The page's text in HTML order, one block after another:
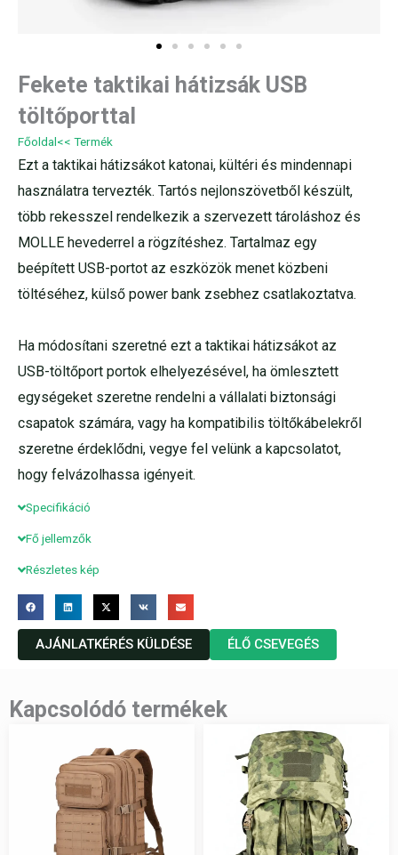
Fekete taktikai hátizsák USB
töltőporttal
Főoldal<< Termék
Ezt a taktikai hátizsákot katonai, kültéri és mindennapi
használatra tervezték. Tartós nejlonszövetből készült,
több rekesszel rendelkezik a szervezett tároláshoz és
MOLLE hevederrel a rögzítéshez. Tartalmaz egy
beépített USB-portot az eszközök menet közbeni
töltéséhez, külső power bank zsebhez csatlakoztatva.
Ha módosítani szeretné ezt a taktikai hátizsákot az
USB-töltőport portok elhelyezésével, ha ömlesztett
egységeket szeretne rendelni a vállalati biztonsági
csapatok számára, vagy ha kompatibilis töltőkábelekről
szeretne érdeklődni, vegye fel velünk a kapcsolatot,
hogy felvázolhassa igényeit.
Specifikáció
Fő jellemzők
Részletes kép
AJÁNLATKÉRÉS KÜLDÉSE ÉLŐ CSEVEGÉS
Kapcsolódó termékek